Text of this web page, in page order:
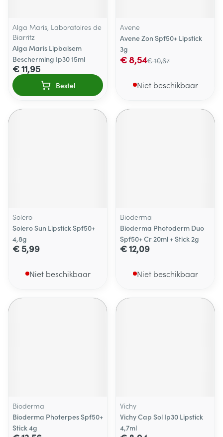
Alga Maris, Laboratoires de
Biarritz
Alga Maris Lipbalsem
Bescherming Ip30 15ml
€ 11,95
Bestel
Avene
Avene Zon Spf50+ Lipstick
3g
€ 10,67
€ 8,54
Niet beschikbaar
Solero
Solero Sun Lipstick Spf50+
4,8g
€ 5,99
Niet beschikbaar
Bioderma
Bioderma Photoderm Duo
Spf50+ Cr 20ml + Stick 2g
€ 12,09
Niet beschikbaar
Bioderma
Bioderma Photerpes Spf50+
Stick 4g
Vichy
Vichy Cap Sol Ip30 Lipstick
4,7ml